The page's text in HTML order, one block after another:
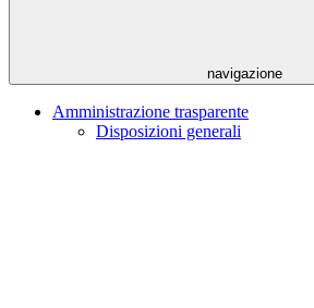
navigazione
Amministrazione trasparente
Disposizioni generali